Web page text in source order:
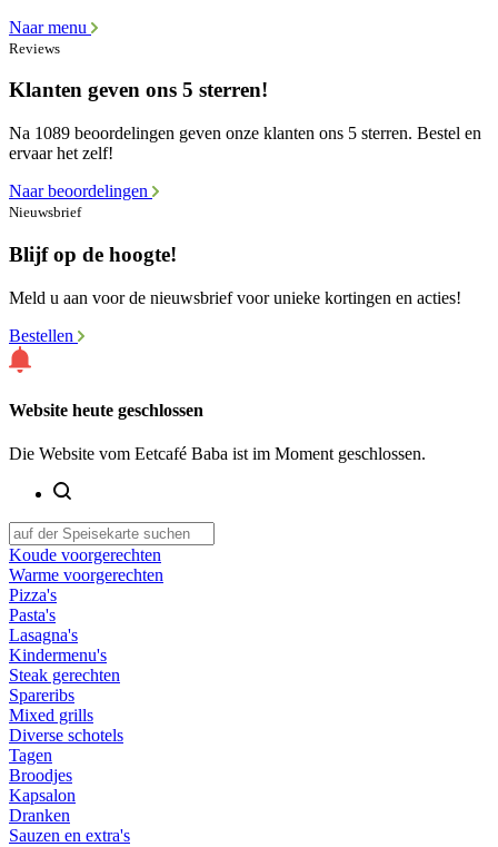
Naar menu
Reviews
Klanten geven ons 5 sterren!
Na 1089 beoordelingen geven onze klanten ons 5 sterren. Bestel en
ervaar het zelf!
Naar beoordelingen
Nieuwsbrief
Blijf op de hoogte!
Meld u aan voor de nieuwsbrief voor unieke kortingen en acties!
Bestellen
Website heute geschlossen
Die Website vom Eetcafé Baba ist im Moment geschlossen.
Koude voorgerechten
Warme voorgerechten
Pizza's
Pasta's
Lasagna's
Kindermenu's
Steak gerechten
Spareribs
Mixed grills
Diverse schotels
Tagen
Broodjes
Kapsalon
Dranken
Sauzen en extra's